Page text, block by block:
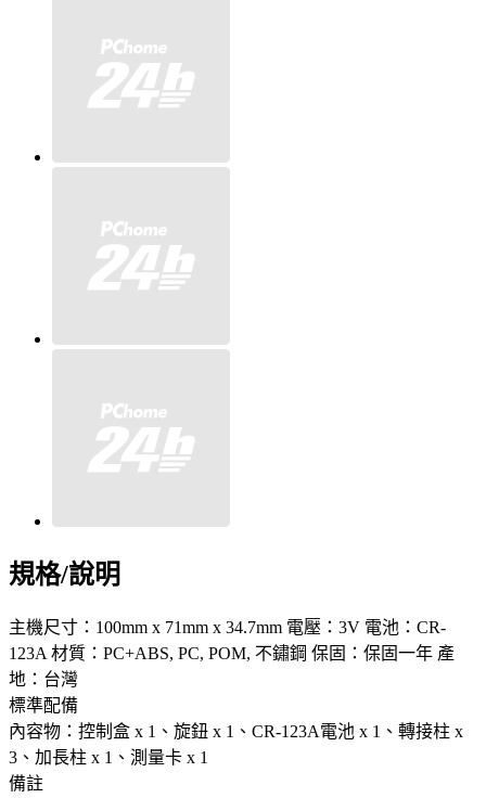
規格/說明
主機尺寸：100mm x 71mm x 34.7mm 電壓：3V 電池：CR-
123A 材質：PC+ABS, PC, POM, 不鏽鋼 保固：保固一年 產
地：台灣
標準配備
內容物：控制盒 x 1、旋鈕 x 1、CR-123A電池 x 1、轉接柱 x
3、加長柱 x 1、測量卡 x 1
備註